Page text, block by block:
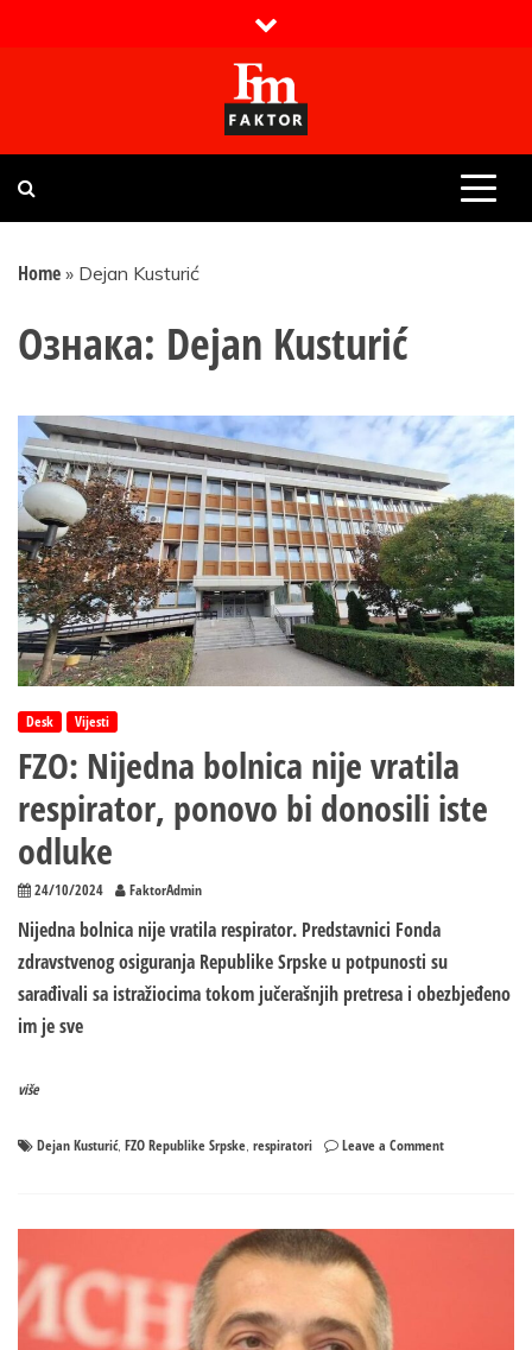
Faktor magazin
Uvijek presudan
Home » Dejan Kusturić
Ознака: Dejan Kusturić
Desk Vijesti
FZO: Nijedna bolnica nije vratila
respirator, ponovo bi donosili iste
odluke
24/10/2024 FaktorAdmin
Nijedna bolnica nije vratila respirator. Predstavnici Fonda
zdravstvenog osiguranja Republike Srpske u potpunosti su
sarađivali sa istražiocima tokom jučerašnjih pretresa i obezbjeđeno
im je sve
više
Dejan Kusturić, FZO Republike Srpske, respiratori Leave a Commenton